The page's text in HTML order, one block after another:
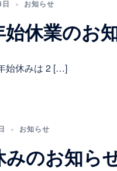
お知らせ
始休業のお
始休みは 2 […]
お知らせ
みのお知ら